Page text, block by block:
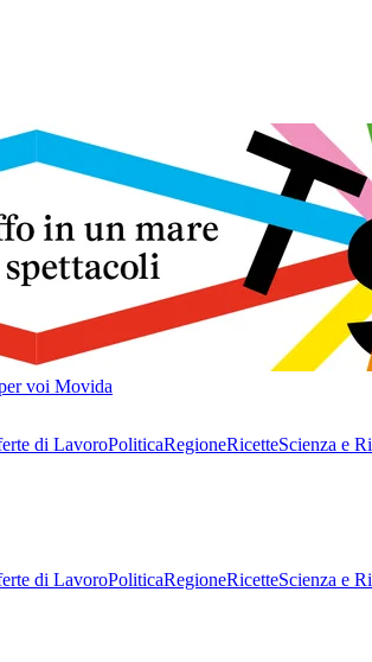
voi Movida
di LavoroPoliticaRegioneRicetteScienza e
di LavoroPoliticaRegioneRicetteScienza e